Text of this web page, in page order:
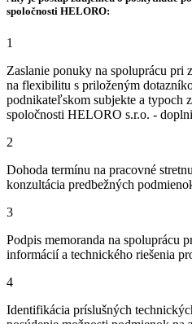
spoločnosti HELORO:
1
Zaslanie ponuky na spoluprácu pri
na flexibilitu s priloženým
podnikateľskom subjekte a typoch
spoločnosti HELORO s.r.o. -
2
Dohoda termínu na pracovné
konzultácia predbežných
3
Podpis memoranda na spoluprácu
informácií a technického riešenia
4
Identifikácia príslušných